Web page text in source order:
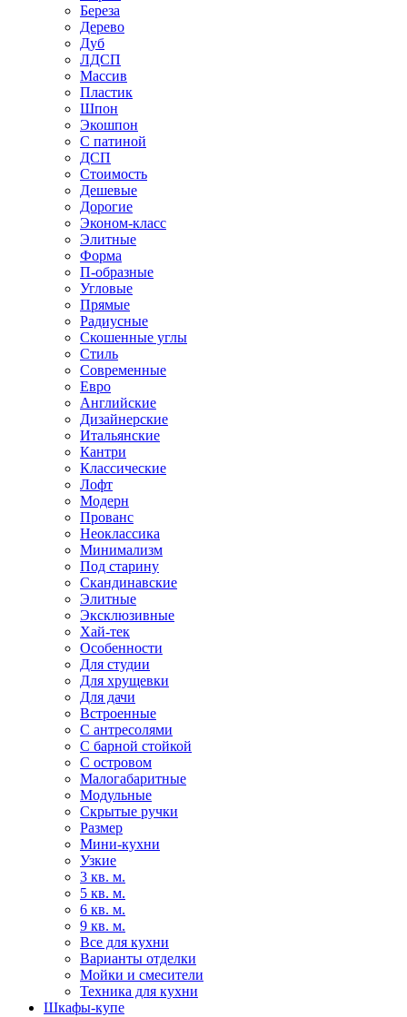
Береза
Дерево
Дуб
ЛДСП
Массив
Пластик
Шпон
Экошпон
С патиной
ДСП
Стоимость
Дешевые
Дорогие
Эконом-класс
Элитные
Форма
П-образные
Угловые
Прямые
Радиусные
Скошенные углы
Стиль
Современные
Евро
Английские
Дизайнерские
Итальянские
Кантри
Классические
Лофт
Модерн
Прованс
Неоклассика
Минимализм
Под старину
Скандинавские
Элитные
Эксклюзивные
Хай-тек
Особенности
Для студии
Для хрущевки
Для дачи
Встроенные
С антресолями
С барной стойкой
С островом
Малогабаритные
Модульные
Скрытые ручки
Размер
Мини-кухни
Узкие
3 кв. м.
5 кв. м.
6 кв. м.
9 кв. м.
Все для кухни
Варианты отделки
Мойки и смесители
Техника для кухни
Шкафы-купе